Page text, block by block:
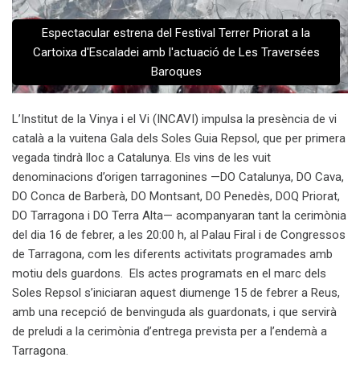
Espectacular estrena del Festival Terrer Priorat a la
Cartoixa d'Escaladei amb l'actuació de Les Traversées
Baroques
L’Institut de la Vinya i el Vi (INCAVI) impulsa la presència de vi
català a la vuitena Gala dels Soles Guia Repsol, que per primera
vegada tindrà lloc a Catalunya. Els vins de les vuit
denominacions d’origen tarragonines —DO Catalunya, DO Cava,
DO Conca de Barberà, DO Montsant, DO Penedès, DOQ Priorat,
DO Tarragona i DO Terra Alta— acompanyaran tant la cerimònia
del dia 16 de febrer, a les 20:00 h, al Palau Firal i de Congressos
de Tarragona, com les diferents activitats programades amb
motiu dels guardons. Els actes programats en el marc dels
Soles Repsol s’iniciaran aquest diumenge 15 de febrer a Reus,
amb una recepció de benvinguda als guardonats, i que servirà
de preludi a la cerimònia d’entrega prevista per a l’endemà a
Tarragona.